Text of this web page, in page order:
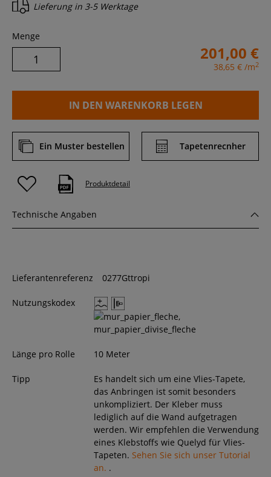
Lieferung in 3-5 Werktage
Menge
201,00 €
38,65 € /m2
IN DEN WARENKORB LEGEN
Ein Muster bestellen Tapetenrecnher
Produktdetail
Technische Angaben
Lieferantenreferenz 0277Gttropi
Nutzungskodex
Länge pro Rolle 10 Meter
Tipp
Es handelt sich um eine Vlies-Tapete,
das Anbringen ist somit besonders
unkompliziert. Der Kleber muss
lediglich auf die Wand aufgetragen
werden. Wir empfehlen die Verwendung
eines Klebstoffs wie Quelyd für Vlies-
Tapeten. Sehen Sie sich unser Tutorial
an. .